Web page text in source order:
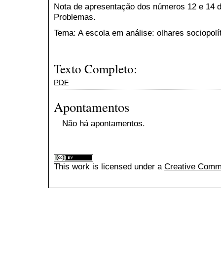
Nota de apresentação dos números 12 e 14
Problemas.
Tema: A escola em análise: olhares
Texto Completo:
PDF
Apontamentos
Não há apontamentos.
This work is licensed under a Creative